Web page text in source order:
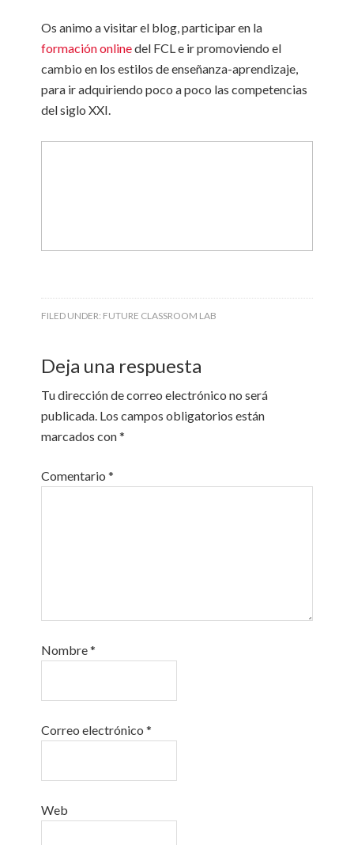
Os animo a visitar el blog, participar en la
formación onlinedel FCL e ir promoviendo el
cambio en los estilos de enseñanza-aprendizaje,
para ir adquiriendo poco a poco las competencias
del siglo XXI.
FILED UNDER: FUTURE CLASSROOM LAB
Deja una respuesta
Tu dirección de correo electrónico no será
publicada. Los campos obligatorios están
marcados con*
Comentario*
Nombre*
Correo electrónico*
Web